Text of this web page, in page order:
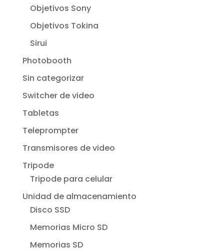
Objetivos Sony
Objetivos Tokina
Sirui
Photobooth
Sin categorizar
Switcher de video
Tabletas
Teleprompter
Transmisores de video
Tripode
Tripode para celular
Unidad de almacenamiento
Disco SSD
Memorias Micro SD
Memorias SD